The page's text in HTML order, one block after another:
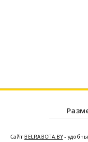
Сайт BELRABOTA.BY-